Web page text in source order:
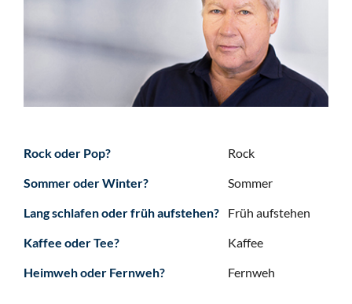
Rock oder Pop?
Rock
Sommer oder Winter?
Sommer
Lang schlafen oder früh aufstehen?
Früh aufstehen
Kaffee oder Tee?
Kaffee
Heimweh oder Fernweh?
Fernweh